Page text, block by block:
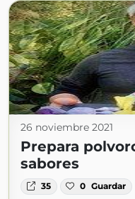
26 noviembre 2021
Prepara
sabores
35 0 Guardar